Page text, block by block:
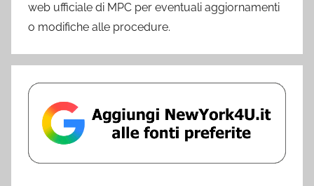
web ufficiale di MPC per eventuali aggiornamenti
o modifiche alle procedure.